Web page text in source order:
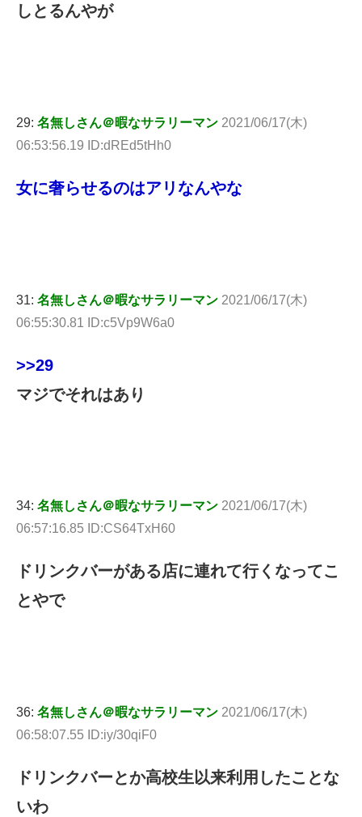
しとるんやが
29: 名無しさん＠暇なサラリーマン 2021/06/17(木)
06:53:56.19 ID:dREd5tHh0
女に奢らせるのはアリなんやな
31: 名無しさん＠暇なサラリーマン 2021/06/17(木)
06:55:30.81 ID:c5Vp9W6a0
>>29
マジでそれはあり
34: 名無しさん＠暇なサラリーマン 2021/06/17(木)
06:57:16.85 ID:CS64TxH60
ドリンクバーがある店に連れて行くなってこ
とやで
36: 名無しさん＠暇なサラリーマン 2021/06/17(木)
06:58:07.55 ID:iy/30qiF0
ドリンクバーとか高校生以来利用したことな
いわ